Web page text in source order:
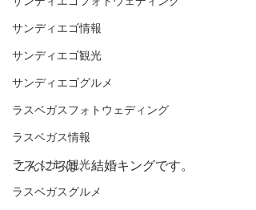
サンディエゴ情報
サンディエゴ観光
サンディエゴグルメ
ラスベガスフォトウェディング
ラスベガス情報
ラスベガス観光
ラスベガスグルメ
こんにちは、結婚キングです。